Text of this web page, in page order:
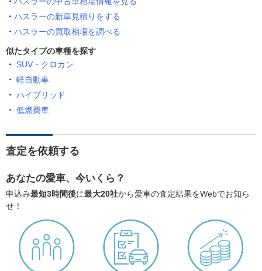
ハスラーの新車見積りをする
ハスラーの買取相場を調べる
似たタイプの車種を探す
SUV・クロカン
軽自動車
ハイブリッド
低燃費車
査定を依頼する
あなたの愛車、今いくら？
申込み最短3時間後に最大20社から愛車の査定結果をWebでお知ら
せ！